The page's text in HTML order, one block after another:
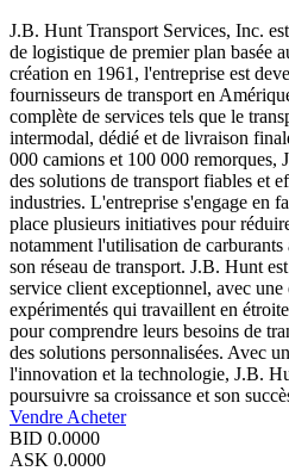
J.B. Hunt Transport Services, Inc.
de logistique de premier plan basée
création en 1961, l'entreprise est
fournisseurs de transport en
complète de services tels que le
intermodal, dédié et de livraison
000 camions et 100 000 remorques,
des solutions de transport fiables et
industries. L'entreprise s'engage en
place plusieurs initiatives pour
notamment l'utilisation de
son réseau de transport. J.B. Hunt
service client exceptionnel, avec
expérimentés qui travaillent en
pour comprendre leurs besoins de
des solutions personnalisées. Avec
l'innovation et la technologie, J.B.
poursuivre sa croissance et son
Vendre Acheter
BID 0.0000
ASK 0.0000